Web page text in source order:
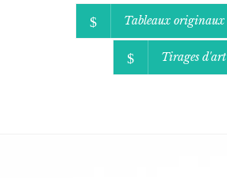
Tableaux originaux
Tirages d'art